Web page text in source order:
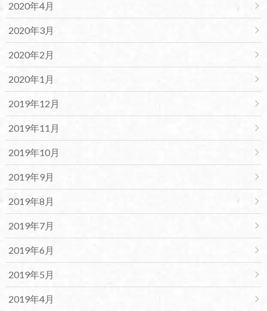
2020年4月
2020年3月
2020年2月
2020年1月
2019年12月
2019年11月
2019年10月
2019年9月
2019年8月
2019年7月
2019年6月
2019年5月
2019年4月